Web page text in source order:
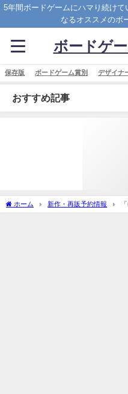
5年間ボードゲームにハマり続けて
なるオススメのボ
ボードゲ
保存版 ボードゲーム賞別 デザイナ
おすすめ記事
ホーム 新作・再販予約情報
(CATAN： New Energies)」の概略と予